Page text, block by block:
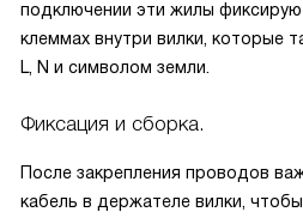
подключении эти жилы
клеммах внутри вилки, которые
L, N и символом земли.
Фиксация и сборка.
После закрепления проводов
кабель в держателе вилки,